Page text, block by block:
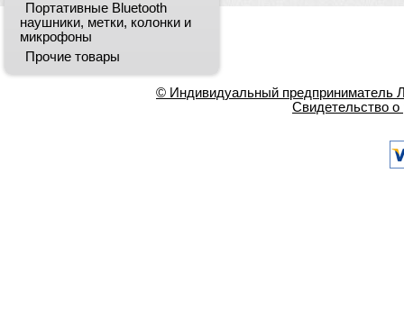
Портативные Bluetooth
наушники, метки, колонки и
микрофоны
Прочие товары
© Индивидуальный предприниматель
Свидетельство